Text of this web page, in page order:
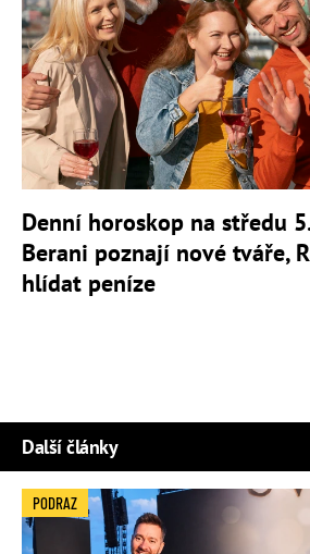
Denní horoskop na středu
Berani poznají nové tváře,
hlídat peníze
Další články
PODRAZ